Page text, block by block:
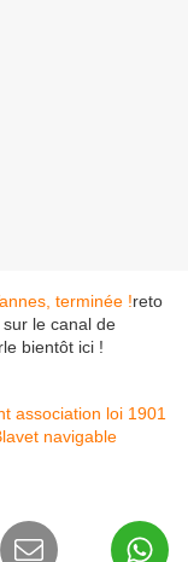
reto
le canal de
bientôt ici !
association loi 1901
navigable